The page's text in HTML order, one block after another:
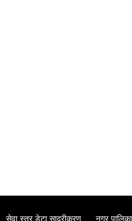
सेवा स्तर डेटा सादरीकरण नगर